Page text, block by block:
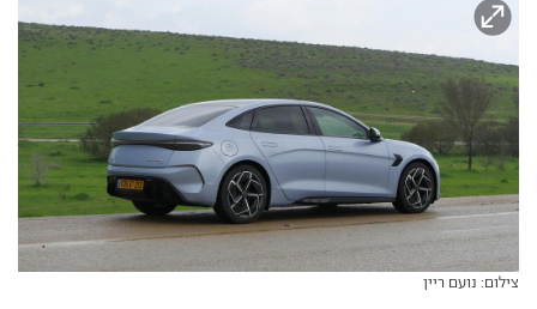
צילום: נועם ריין